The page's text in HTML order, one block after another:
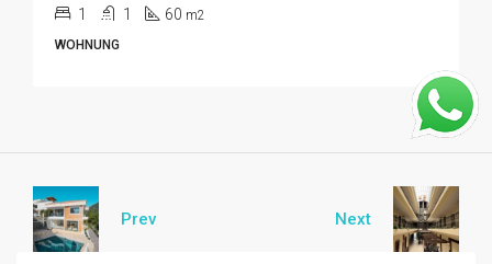
1 1 60 m2
WOHNUNG
Prev Next